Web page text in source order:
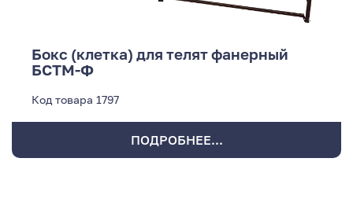
Бокс (клетка) для телят фанерный
БСТМ-Ф
Код товара 1797
ПОДРОБНЕЕ...